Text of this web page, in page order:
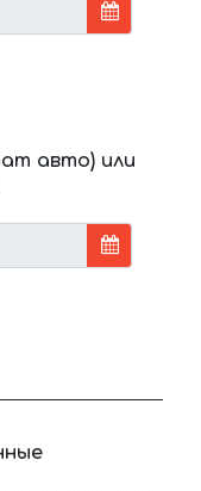
авто) или